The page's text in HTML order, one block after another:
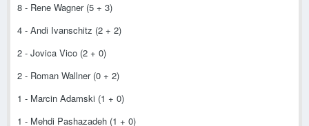
8 - Rene Wagner (5 + 3)
4 - Andi Ivanschitz (2 + 2)
2 - Jovica Vico (2 + 0)
2 - Roman Wallner (0 + 2)
1 - Marcin Adamski (1 + 0)
1 - Mehdi Pashazadeh (1 + 0)